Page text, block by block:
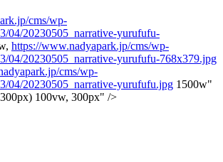
cms/wp-
04/20230505_narrative-yurufufu-
https://www.nadyapark.jp/cms/wp-
04/20230505_narrative-yurufufu-768x379.jpg
cms/wp-
04/20230505_narrative-yurufufu.jpg 1500w"
100vw, 300px" />